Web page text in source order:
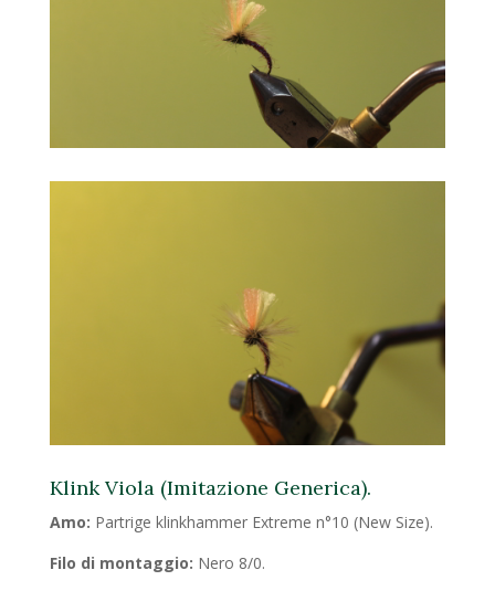
Klink Viola (Imitazione Generica).
Amo: Partrige klinkhammer Extreme n°10 (New Size).
Filo di montaggio: Nero 8/0.